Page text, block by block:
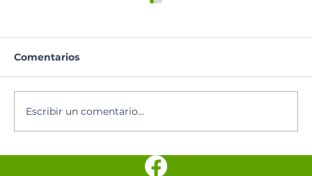
Los cinco minutos del Espíritu
Comentarios
Escribir un comentario...